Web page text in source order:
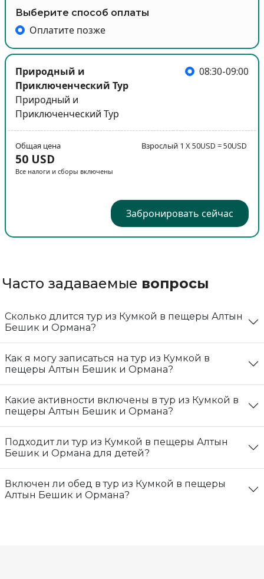
Выберите способ оплаты
Оплатите позже
Природный и
Приключенческий Тур
Природный и
Приключенческий Тур
08:30-09:00
Общая цена
50 USD
Все налоги и сборы включены
Взрослый 1 X 50USD = 50USD
Забронировать сейчас
Часто задаваемые вопросы
Сколько длится тур из Кумкой в пещеры Алтын
Бешик и Ормана?
Как я могу записаться на тур из Кумкой в
пещеры Алтын Бешик и Ормана?
Какие активности включены в тур из Кумкой в
пещеры Алтын Бешик и Ормана?
Подходит ли тур из Кумкой в пещеры Алтын
Бешик и Ормана для детей?
Включен ли обед в тур из Кумкой в пещеры
Алтын Бешик и Ормана?